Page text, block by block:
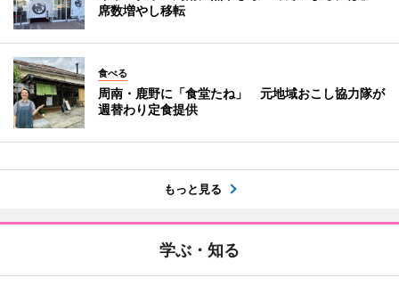
席数増やし移転
食べる
周南・鹿野に「食堂たね」 元地域おこし協力隊が
週替わり定食提供
もっと見る
学ぶ・知る